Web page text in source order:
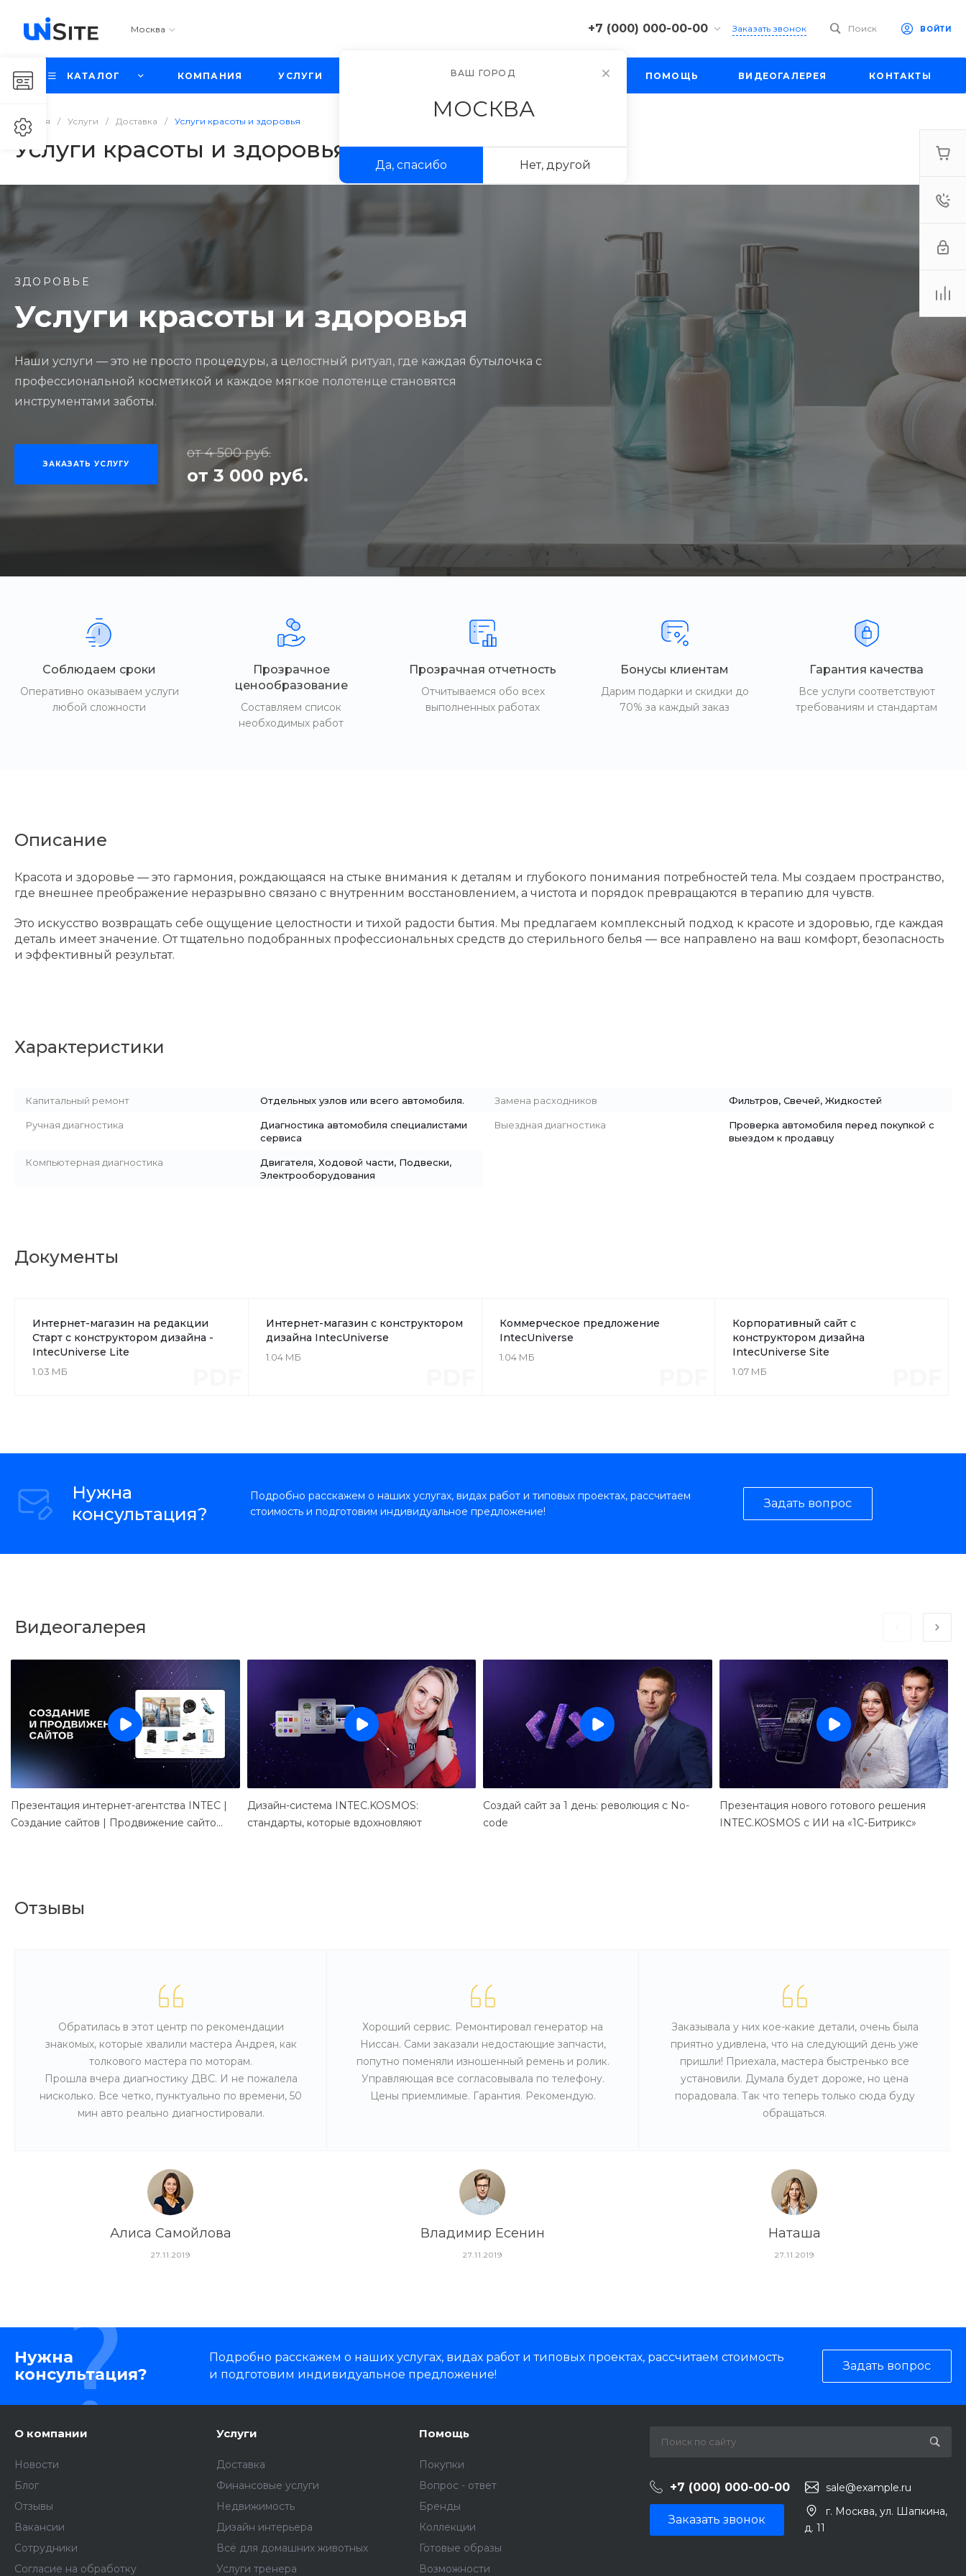
Москва +7 (000) 000-00-00
г. Москва, ул. Шапкина,
г. Москва, ул. Шапкина,
sale@example.ru
Заказать звонок Поиск ВОЙТИ
КАТАЛОГ КОМПАНИЯ УСЛУГИ ПРОЕКТЫ ФОТОГАЛЕРЕЯ ПОМОЩЬ ВИДЕОГАЛЕРЕЯ КОНТАКТЫ
Главная / Услуги / Доставка / Услуги красоты и здоровья
Услуги красоты и здоровья
ЗДОРОВЬЕ
Услуги красоты и здоровья
Наши услуги — это не просто процедуры, а целостный ритуал, где каждая бутылочка с
профессиональной косметикой и каждое мягкое полотенце становятся
инструментами заботы.
ЗАКАЗАТЬ УСЛУГУ
от 4 500 руб.
от 3 000 руб.
Соблюдаем сроки
Оперативно оказываем услуги
любой сложности
Прозрачное
ценообразование
Составляем список
необходимых работ
Прозрачная отчетность
Отчитываемся обо всех
выполненных работах
Бонусы клиентам
Дарим подарки и скидки до
70% за каждый заказ
Гарантия качества
Все услуги соответствуют
требованиям и стандартам
Описание
Красота и здоровье — это гармония, рождающаяся на стыке внимания к деталям и глубокого понимания потребностей тела. Мы создаем пространство,
где внешнее преображение неразрывно связано с внутренним восстановлением, а чистота и порядок превращаются в терапию для чувств.
Это искусство возвращать себе ощущение целостности и тихой радости бытия. Мы предлагаем комплексный подход к красоте и здоровью, где каждая
деталь имеет значение. От тщательно подобранных профессиональных средств до стерильного белья — все направлено на ваш комфорт, безопасность
и эффективный результат.
Характеристики
Капитальный ремонт Отдельных узлов или всего автомобиля. Замена расходников Фильтров, Свечей, Жидкостей
Ручная диагностика
Диагностика автомобиля специалистами
сервиса
Выездная диагностика
Проверка автомобиля перед покупкой с
выездом к продавцу
Компьютерная диагностика
Двигателя, Ходовой части, Подвески,
Электрооборудования
Документы
Интернет-магазин на редакции
Старт с конструктором дизайна -
IntecUniverse Lite
1.03 МБ
Интернет-магазин с конструктором
дизайна IntecUniverse
1.04 МБ
Коммерческое предложение
IntecUniverse
1.04 МБ
Корпоративный сайт с
конструктором дизайна
IntecUniverse Site
1.07 МБ
Нужна
консультация?
Подробно расскажем о наших услугах, видах работ и типовых проектах, рассчитаем
стоимость и подготовим индивидуальное предложение!
Задать вопрос
Видеогалерея
Презентация интернет-агентства INTEC |
Создание сайтов | Продвижение сайтов
Дизайн-система INTEC.KOSMOS:
стандарты, которые вдохновляют
Создай сайт за 1 день: революция с No-
code
Презентация нового готового решения
INTEC.KOSMOS с ИИ на «1С-Битрикс»
Отзывы
Обратилась в этот центр по рекомендации
знакомых, которые хвалили мастера Андрея, как
толкового мастера по моторам.
Прошла вчера диагностику ДВС. И не пожалела
нисколько. Все четко, пунктуально по времени, 50
мин авто реально диагностировали.
Алиса Самойлова
27.11.2019
Хороший сервис. Ремонтировал генератор на
Ниссан. Сами заказали недостающие запчасти,
попутно поменяли изношенный ремень и ролик.
Управляющая все согласовывала по телефону.
Цены приемлимые. Гарантия. Рекомендую.
Владимир Есенин
27.11.2019
Заказывала у них кое-какие детали, очень была
приятно удивлена, что на следующий день уже
пришли! Приехала, мастера быстренько все
установили. Думала будет дороже, но цена
порадовала. Так что теперь только сюда буду
обращаться.
Наташа
27.11.2019
Нужна
консультация?
Подробно расскажем о наших услугах, видах работ и типовых проектах, рассчитаем стоимость
и подготовим индивидуальное предложение!
Задать вопрос
О компании
Новости
Блог
Отзывы
Вакансии
Сотрудники
Согласие на обработку
Услуги
Доставка
Финансовые услуги
Недвижимость
Дизайн интерьера
Всё для домашних животных
Услуги тренера
Помощь
Покупки
Вопрос - ответ
Бренды
Коллекции
Готовые образы
Возможности
+7 (000) 000-00-00 sale@example.ru
Заказать звонок
г. Москва, ул. Шапкина,
д. 11
ВАШ ГОРОД
МОСКВА
Да, спасибо Нет, другой